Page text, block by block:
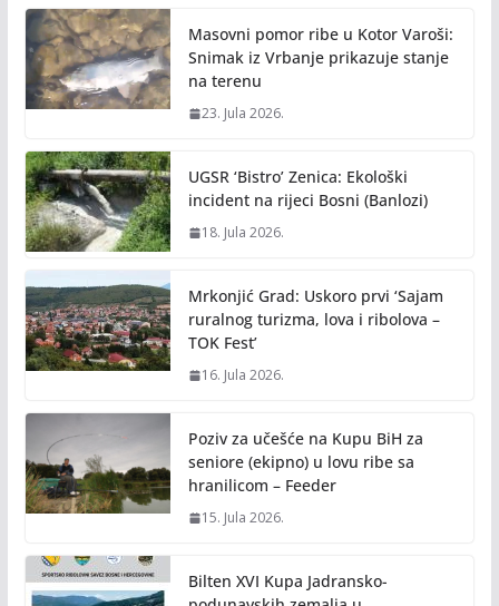
Masovni pomor ribe u Kotor Varoši:
Snimak iz Vrbanje prikazuje stanje
na terenu
23. Jula 2026.
UGSR ‘Bistro’ Zenica: Ekološki
incident na rijeci Bosni (Banlozi)
18. Jula 2026.
Mrkonjić Grad: Uskoro prvi ‘Sajam
ruralnog turizma, lova i ribolova –
TOK Fest’
16. Jula 2026.
Poziv za učešće na Kupu BiH za
seniore (ekipno) u lovu ribe sa
hranilicom – Feeder
15. Jula 2026.
Bilten XVI Kupa Jadransko-